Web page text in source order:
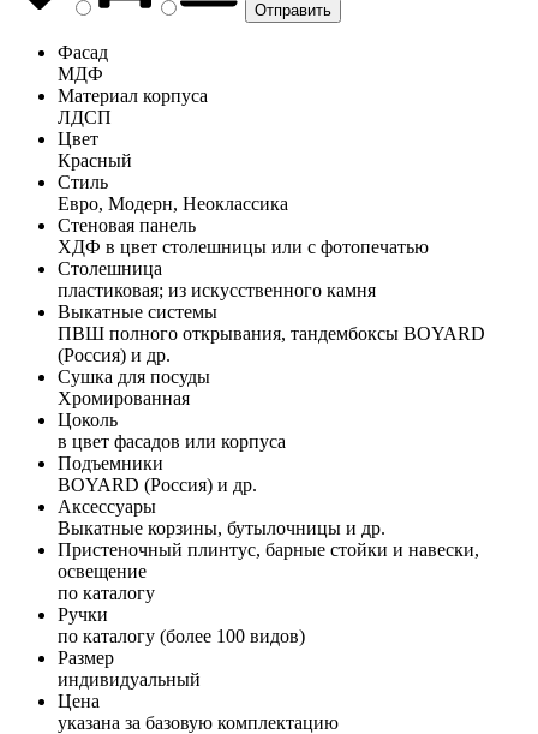
Фасад
МДФ
Материал корпуса
ЛДСП
Цвет
Красный
Стиль
Евро, Модерн, Неоклассика
Стеновая панель
ХДФ в цвет столешницы или с фотопечатью
Столешница
пластиковая; из искусственного камня
Выкатные системы
ПВШ полного открывания, тандембоксы BOYARD
(Россия) и др.
Сушка для посуды
Хромированная
Цоколь
в цвет фасадов или корпуса
Подъемники
BOYARD (Россия) и др.
Аксессуары
Выкатные корзины, бутылочницы и др.
Пристеночный плинтус, барные стойки и навески,
освещение
по каталогу
Ручки
по каталогу (более 100 видов)
Размер
индивидуальный
Цена
указана за базовую комплектацию